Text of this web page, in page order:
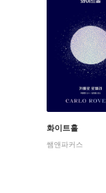
화이트홀
쌤앤파커스